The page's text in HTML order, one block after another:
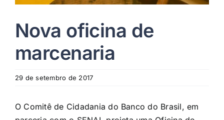
Nova oficina de
marcenaria
29 de setembro de 2017
O Comitê de Cidadania do Banco do Brasil, em